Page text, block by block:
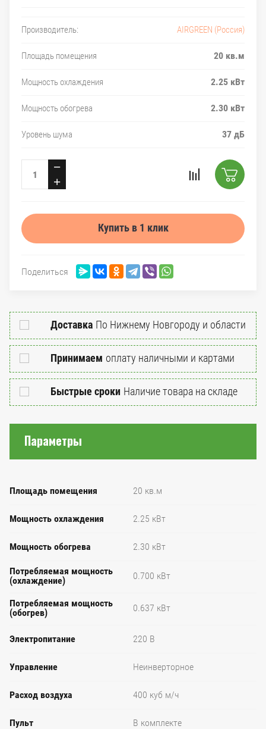
Производитель: AIRGREEN (Россия)
Площадь помещения 20 кв.м
Мощность охлаждения 2.25 кВт
Мощность обогрева 2.30 кВт
Уровень шума 37 дБ
−
+
Купить в 1 клик
Поделиться
Доставка По Нижнему Новгороду и области
Принимаем оплату наличными и картами
Быстрые сроки Наличие товара на складе
Параметры
Площадь помещения 20 кв.м
Мощность охлаждения 2.25 кВт
Мощность обогрева 2.30 кВт
Потребляемая мощность
(охлаждение)
0.700 кВт
Потребляемая мощность
(обогрев)
0.637 кВт
Электропитание 220 В
Управление Неинверторное
Расход воздуха 400 куб м/ч
Пульт В комплекте